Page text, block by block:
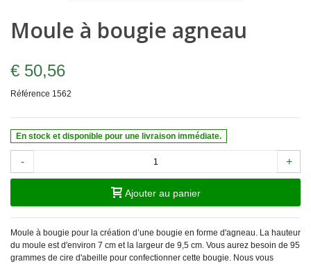
Moule à bougie agneau
€ 50,56
Référence 1562
En stock et disponible pour une livraison immédiate.
- +
Ajouter au panier
Moule à bougie pour la création d’une bougie en forme d'agneau. La hauteur
du moule est d'environ 7 cm et la largeur de 9,5 cm. Vous aurez besoin de 95
grammes de cire d'abeille pour confectionner cette bougie. Nous vous